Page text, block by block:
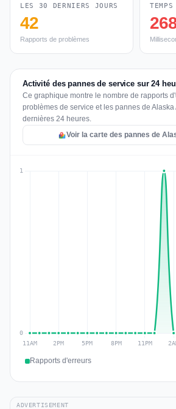
LES 30 DERNIERS JOURS
42
Rapports de problèmes
Activité des pannes de service sur 24
Ce graphique montre le nombre de rapports
problèmes de service et les pannes de
dernières 24 heures.
Voir la carte des pannes de
Rapports d'erreurs
ADVERTISEMENT